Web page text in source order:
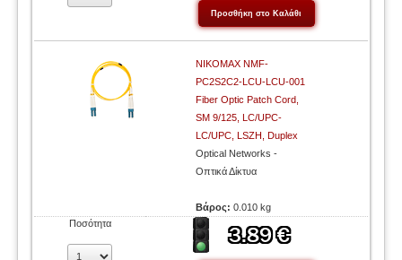
NIKOMAX NMF-
PC2S2C2-LCU-LCU-001
Fiber Optic Patch Cord,
SM 9/125, LC/UPC-
LC/UPC, LSZH, Duplex
Optical Networks -
Οπτικά Δίκτυα
Βάρος:0.010 kg
Ποσότητα